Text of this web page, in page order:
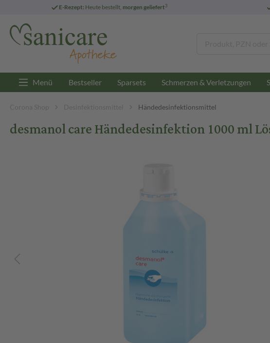
E-Rezept: Heute bestellt, morgen geliefert3
Menü Bestseller Sparsets Schmerzen & Verletzungen
Corona Shop Desinfektionsmittel Händedesinfektionsmittel
desmanol care Händedesinfektion 1000 ml